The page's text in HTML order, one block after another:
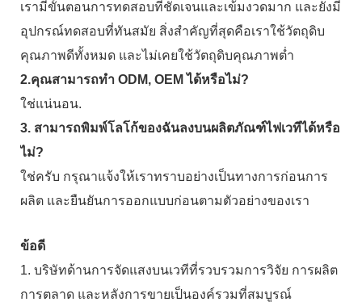
เรามีขั้นตอนการทดสอบที่ชัดเจนและเข้มงวดมาก และยังมี
อุปกรณ์ทดสอบที่ทันสมัย ​​สิ่งสำคัญที่สุดคือเราใช้วัตถุดิบ
คุณภาพดีทั้งหมด และไม่เคยใช้วัตถุดิบคุณภาพต่ำ
2.คุณสามารถทำ ODM, OEM ได้หรือไม่?
ใช่แน่นอน.
3. สามารถพิมพ์โลโก้ของฉันลงบนผลิตภัณฑ์ไฟเวทีได้หรือ
ไม่?
ใช่ครับ กรุณาแจ้งให้เราทราบอย่างเป็นทางการก่อนการ
ผลิต และยืนยันการออกแบบก่อนตามตัวอย่างของเรา
ข้อดี
1. บริษัทด้านการจัดแสงบนเวทีที่รวบรวมการวิจัย การผลิต
การตลาด และหลังการขายเป็นองค์รวมที่สมบูรณ์